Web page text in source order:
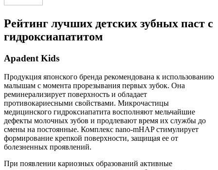
Рейтинг лучших детских зубных паст с
гидроксиапатитом
Apadent Kids
Продукция японского бренда рекомендована к использованию
малышам с момента прорезывания первых зубок. Она
реминерализирует поверхность и обладает
противокариесными свойствами. Микрочастицы
медицинского гидроксиапатита восполняют мельчайшие
дефекты молочных зубов и продлевают время их службы до
смены на постоянные. Комплекс nano-mHAP стимулирует
формирование крепкой поверхности, защищая ее от
болезненных проявлений.
При появлении кариозных образований активные